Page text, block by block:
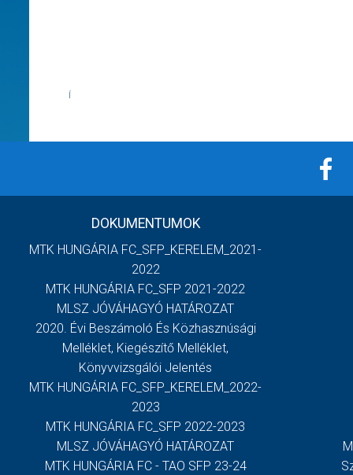
DOKUMENTUMOK
MTK HUNGÁRIA FC_SFP_KERELEM_2021-
2022
MTK HUNGÁRIA FC_SFP 2021-2022
MLSZ JÓVÁHAGYÓ HATÁROZAT
2020. Évi Beszámoló És Közhasznúsági
Melléklet, Kiegészítő Melléklet,
Könyvvizsgálói Jelentés
MTK HUNGÁRIA FC_SFP_KERELEM_2022-
2023
MTK HUNGÁRIA FC_SFP 2022-2023
MLSZ JÓVÁHAGYÓ HATÁROZAT
MTK HUNGÁRIA FC - TAO SFP 23-24